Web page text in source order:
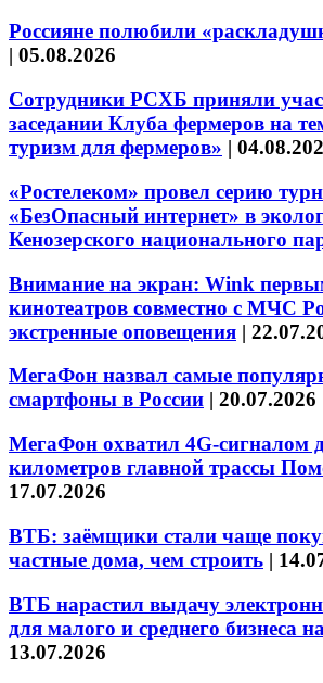
Россияне полюбили
| 05.08.2026
Сотрудники РСХБ приняли
заседании Клуба фермеров на
туризм для фермеров» |
«Ростелеком» провел серию
«БезОпасный интернет» в
Кенозерского национального
Внимание на экран: Wink
кинотеатров совместно с МЧС
экстренные оповещения |
МегаФон назвал самые
смартфоны в России | 20.07.2026
МегаФон охватил 4G-сигналом
километров главной трассы
17.07.2026
ВТБ: заёмщики стали чаще
частные дома, чем строить |
ВТБ нарастил выдачу
для малого и среднего бизнеса
13.07.2026